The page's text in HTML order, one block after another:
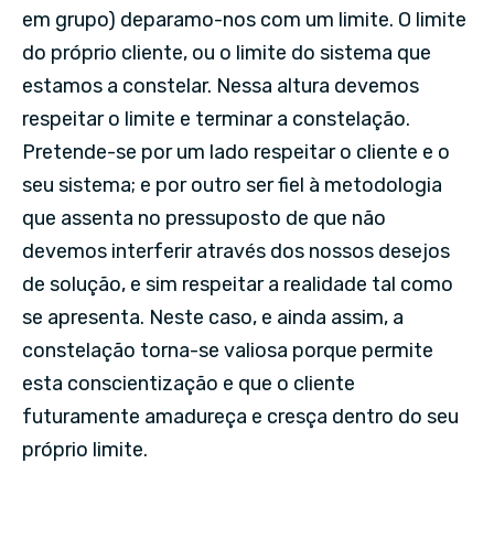
em grupo) deparamo-nos com um limite. O limite
do próprio cliente, ou o limite do sistema que
estamos a constelar. Nessa altura devemos
respeitar o limite e terminar a constelação.
Pretende-se por um lado respeitar o cliente e o
seu sistema; e por outro ser fiel à metodologia
que assenta no pressuposto de que não
devemos interferir através dos nossos desejos
de solução, e sim respeitar a realidade tal como
se apresenta. Neste caso, e ainda assim, a
constelação torna-se valiosa porque permite
esta conscientização e que o cliente
futuramente amadureça e cresça dentro do seu
próprio limite.